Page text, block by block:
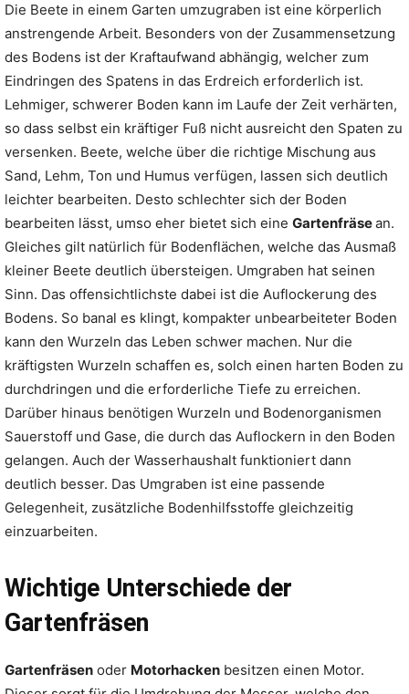
Die Beete in einem Garten umzugraben ist eine körperlich
anstrengende Arbeit. Besonders von der Zusammensetzung
des Bodens ist der Kraftaufwand abhängig, welcher zum
Eindringen des Spatens in das Erdreich erforderlich ist.
Lehmiger, schwerer Boden kann im Laufe der Zeit verhärten,
so dass selbst ein kräftiger Fuß nicht ausreicht den Spaten zu
versenken. Beete, welche über die richtige Mischung aus
Sand, Lehm, Ton und Humus verfügen, lassen sich deutlich
leichter bearbeiten. Desto schlechter sich der Boden
bearbeiten lässt, umso eher bietet sich eine Gartenfräsean.
Gleiches gilt natürlich für Bodenflächen, welche das Ausmaß
kleiner Beete deutlich übersteigen. Umgraben hat seinen
Sinn. Das offensichtlichste dabei ist die Auflockerung des
Bodens. So banal es klingt, kompakter unbearbeiteter Boden
kann den Wurzeln das Leben schwer machen. Nur die
kräftigsten Wurzeln schaffen es, solch einen harten Boden zu
durchdringen und die erforderliche Tiefe zu erreichen.
Darüber hinaus benötigen Wurzeln und Bodenorganismen
Sauerstoff und Gase, die durch das Auflockern in den Boden
gelangen. Auch der Wasserhaushalt funktioniert dann
deutlich besser. Das Umgraben ist eine passende
Gelegenheit, zusätzliche Bodenhilfsstoffe gleichzeitig
einzuarbeiten.
Wichtige Unterschiede der
Gartenfräsen
Gartenfräsen oder Motorhacken besitzen einen Motor.